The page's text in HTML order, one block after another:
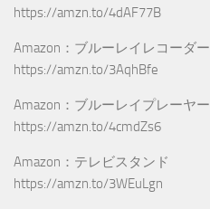
https://amzn.to/4dAF77B
Amazon：ブルーレイレコーダー
https://amzn.to/3AqhBfe
Amazon：ブルーレイプレーヤー
https://amzn.to/4cmdZs6
Amazon：テレビスタンド
https://amzn.to/3WEuLgn